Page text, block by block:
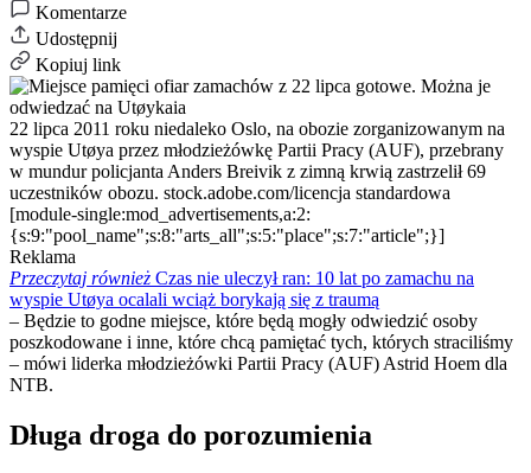
Komentarze
Udostępnij
Kopiuj link
22 lipca 2011 roku niedaleko Oslo, na obozie zorganizowanym na
wyspie Utøya przez młodzieżówkę Partii Pracy (AUF), przebrany
w mundur policjanta Anders Breivik z zimną krwią zastrzelił 69
uczestników obozu. stock.adobe.com/licencja standardowa
[module-single:mod_advertisements,a:2:
{s:9:"pool_name";s:8:"arts_all";s:5:"place";s:7:"article";}]
Reklama
Przeczytaj również Czas nie uleczył ran: 10 lat po zamachu na
wyspie Utøya ocalali wciąż borykają się z traumą
– Będzie to godne miejsce, które będą mogły odwiedzić osoby
poszkodowane i inne, które chcą pamiętać tych, których straciliśmy
– mówi liderka młodzieżówki Partii Pracy (AUF) Astrid Hoem dla
NTB.
Długa droga do porozumienia